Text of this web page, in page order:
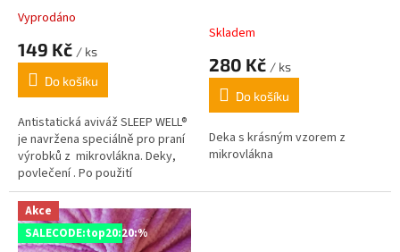
1000 ml
Průměrné
produktu
5,0
5
hvězdiček.
Vyprodáno
149 Kč / ks
Do košíku
Antistatická aviváž SLEEP WELL®
je navržena speciálně pro praní
výrobků z mikrovlákna. Deky,
povlečení . Po použití
zabraňuje vytváření
antistatických výbojů, které
mohou u mikrovláken
vznikat.
Skladem
280 Kč / ks
Do košíku
Deka s krásným vzorem z
mikrovlákna
Akce
SALECODE:top20:20:%